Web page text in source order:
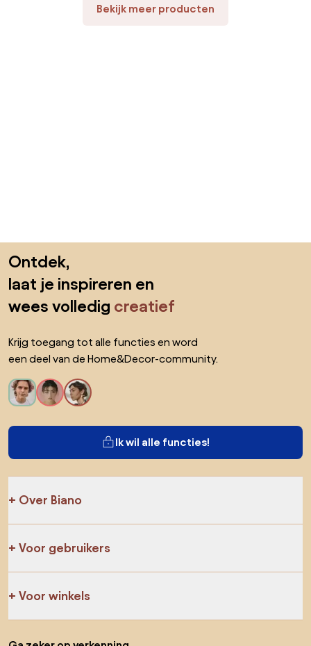
Bekijk meer producten
Ontdek,
laat je inspireren en
wees volledig creatief
Krijg toegang tot alle functies en word
een deel van de Home&Decor-community.
Ik wil alle functies!
Over Biano
Voor gebruikers
Voor winkels